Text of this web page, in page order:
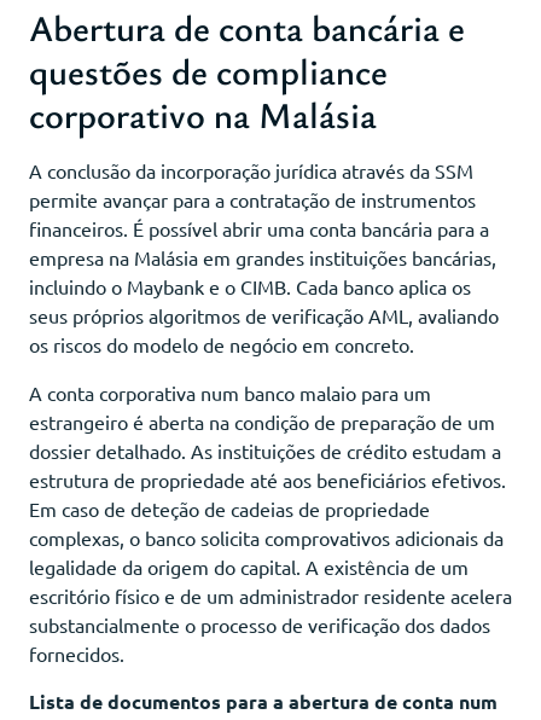
Abertura de conta bancária e
questões de compliance
corporativo na Malásia
A conclusão da incorporação jurídica através da SSM
permite avançar para a contratação de instrumentos
financeiros. É possível abrir uma conta bancária para a
empresa na Malásia em grandes instituições bancárias,
incluindo o Maybank e o CIMB. Cada banco aplica os
seus próprios algoritmos de verificação AML, avaliando
os riscos do modelo de negócio em concreto.
A conta corporativa num banco malaio para um
estrangeiro é aberta na condição de preparação de um
dossier detalhado. As instituições de crédito estudam a
estrutura de propriedade até aos beneficiários efetivos.
Em caso de deteção de cadeias de propriedade
complexas, o banco solicita comprovativos adicionais da
legalidade da origem do capital. A existência de um
escritório físico e de um administrador residente acelera
substancialmente o processo de verificação dos dados
fornecidos.
Lista de documentos para a abertura de conta num